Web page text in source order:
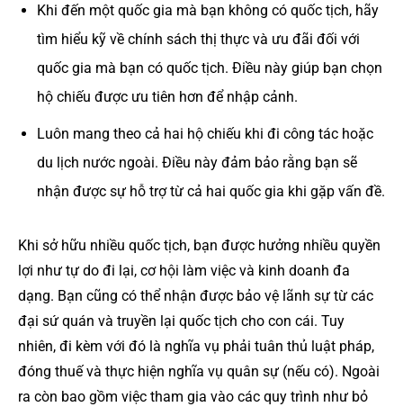
Khi đến một quốc gia mà bạn không có quốc tịch, hãy
tìm hiểu kỹ về chính sách thị thực và ưu đãi đối với
quốc gia mà bạn có quốc tịch. Điều này giúp bạn chọn
hộ chiếu được ưu tiên hơn để nhập cảnh.
Luôn mang theo cả hai hộ chiếu khi đi công tác hoặc
du lịch nước ngoài. Điều này đảm bảo rằng bạn sẽ
nhận được sự hỗ trợ từ cả hai quốc gia khi gặp vấn đề.
Khi sở hữu nhiều quốc tịch, bạn được hưởng nhiều quyền
lợi như tự do đi lại, cơ hội làm việc và kinh doanh đa
dạng. Bạn cũng có thể nhận được bảo vệ lãnh sự từ các
đại sứ quán và truyền lại quốc tịch cho con cái. Tuy
nhiên, đi kèm với đó là nghĩa vụ phải tuân thủ luật pháp,
đóng thuế và thực hiện nghĩa vụ quân sự (nếu có). Ngoài
ra còn bao gồm việc tham gia vào các quy trình như bỏ